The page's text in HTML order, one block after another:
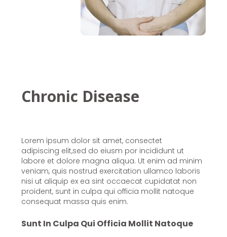
Chronic Disease
Lorem ipsum dolor sit amet, consectet
adipiscing elit,sed do eiusm por incididunt ut
labore et dolore magna aliqua. Ut enim ad minim
veniam, quis nostrud exercitation ullamco laboris
nisi ut aliquip ex ea sint occaecat cupidatat non
proident, sunt in culpa qui officia mollit natoque
consequat massa quis enim.
Sunt In Culpa Qui Officia Mollit Natoque